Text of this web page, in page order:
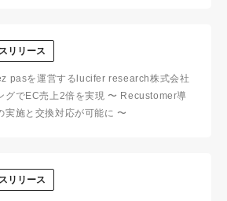
リリース
pasを運営するlucifer research株式会社
グでEC売上2倍を実現 〜 Recustomer導
実施と交換対応が可能に 〜
リリース